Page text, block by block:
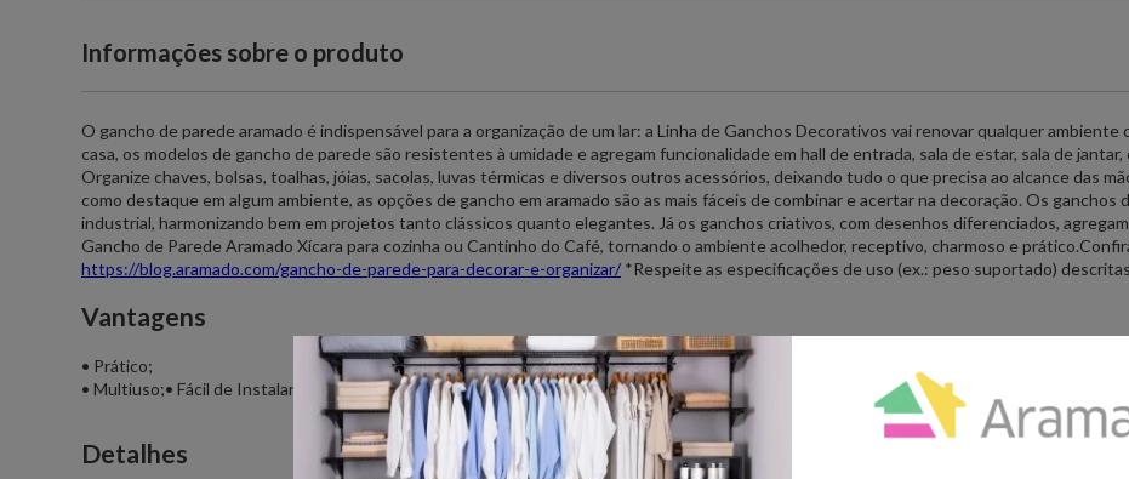
Informações sobre o produto
O gancho de parede aramado é indispensável para a organização de um lar: a Linha de Ganchos Decorativos vai renovar qualquer
casa, os modelos de gancho de parede são resistentes à umidade e agregam funcionalidade em hall de entrada, sala de estar, sala de
Organize chaves, bolsas, toalhas, jóias, sacolas, luvas térmicas e diversos outros acessórios, deixando tudo o que precisa ao alcance das
como destaque em algum ambiente, as opções de gancho em aramado são as mais fáceis de combinar e acertar na decoração. Os ganchos
industrial, harmonizando bem em projetos tanto clássicos quanto elegantes. Já os ganchos criativos, com desenhos diferenciados,
Gancho de Parede Aramado Xícara para cozinha ou Cantinho do Café, tornando o ambiente acolhedor, receptivo, charmoso e
https://blog.aramado.com/gancho-de-parede-para-decorar-e-organizar/ *Respeite as especificações de uso (ex.: peso suportado)
Vantagens
• Prático;
• Multiuso;• Fácil de Instalar;• Decorativo; •Resistente à umidade;• Versátil para qualquer ambiente.
Detalhes